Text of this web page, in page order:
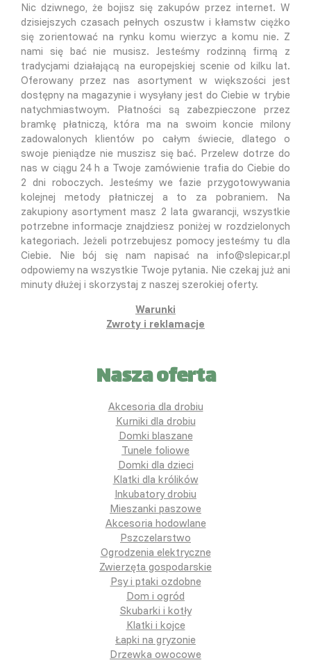
Nic dziwnego, że bojisz się zakupów przez internet. W
dzisiejszych czasach pełnych oszustw i kłamstw ciężko
się zorientować na rynku komu wierzyc a komu nie. Z
nami się bać nie musisz. Jesteśmy rodzinną firmą z
tradycjami działającą na europejskiej scenie od kilku lat.
Oferowany przez nas asortyment w większości jest
dostępny na magazynie i wysyłany jest do Ciebie w trybie
natychmiastwoym. Płatności są zabezpieczone przez
bramkę płatniczą, która ma na swoim koncie milony
zadowalonych klientów po całym świecie, dlatego o
swoje pieniądze nie muszisz się bać. Przelew dotrze do
nas w ciągu 24 h a Twoje zamówienie trafia do Ciebie do
2 dni roboczych. Jesteśmy we fazie przygotowywania
kolejnej metody płatniczej a to za pobraniem. Na
zakupiony asortyment masz 2 lata gwarancji, wszystkie
potrzebne informacje znajdziesz poniżej w rozdzielonych
kategoriach. Jeżeli potrzebujesz pomocy jesteśmy tu dla
Ciebie. Nie bój się nam napisać na info@slepicar.pl
odpowiemy na wszystkie Twoje pytania. Nie czekaj już ani
minuty dłużej i skorzystaj z naszej szerokiej oferty.
Warunki
Zwroty i reklamacje
Nasza oferta
Akcesoria dla drobiu
Kurniki dla drobiu
Domki blaszane
Tunele foliowe
Domki dla dzieci
Klatki dla królików
Inkubatory drobiu
Mieszanki paszowe
Akcesoria hodowlane
Pszczelarstwo
Ogrodzenia elektryczne
Zwierzęta gospodarskie
Psy i ptaki ozdobne
Dom i ogród
Skubarki i kotły
Klatki i kojce
Łapki na gryzonie
Drzewka owocowe